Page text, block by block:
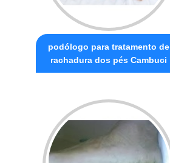
podólogo para tratamento de
rachadura dos pés Cambuci